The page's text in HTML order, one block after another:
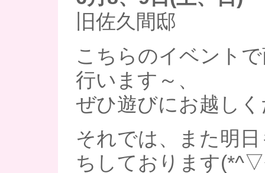
旧佐久間邸
こちらのイベント
行います～、
ぜひ遊びにお越し
それでは、また明
ちしております